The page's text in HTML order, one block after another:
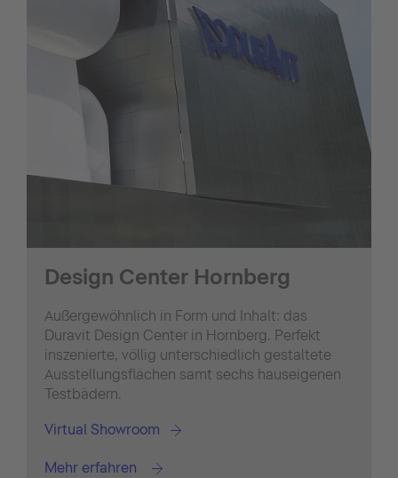
Design Center Hornberg
Außergewöhnlich in Form und Inhalt: das
Duravit Design Center in Hornberg. Perfekt
inszenierte, völlig unterschiedlich gestaltete
Ausstellungsflächen samt sechs hauseigenen
Testbädern.
Virtual Showroom
Mehr erfahren